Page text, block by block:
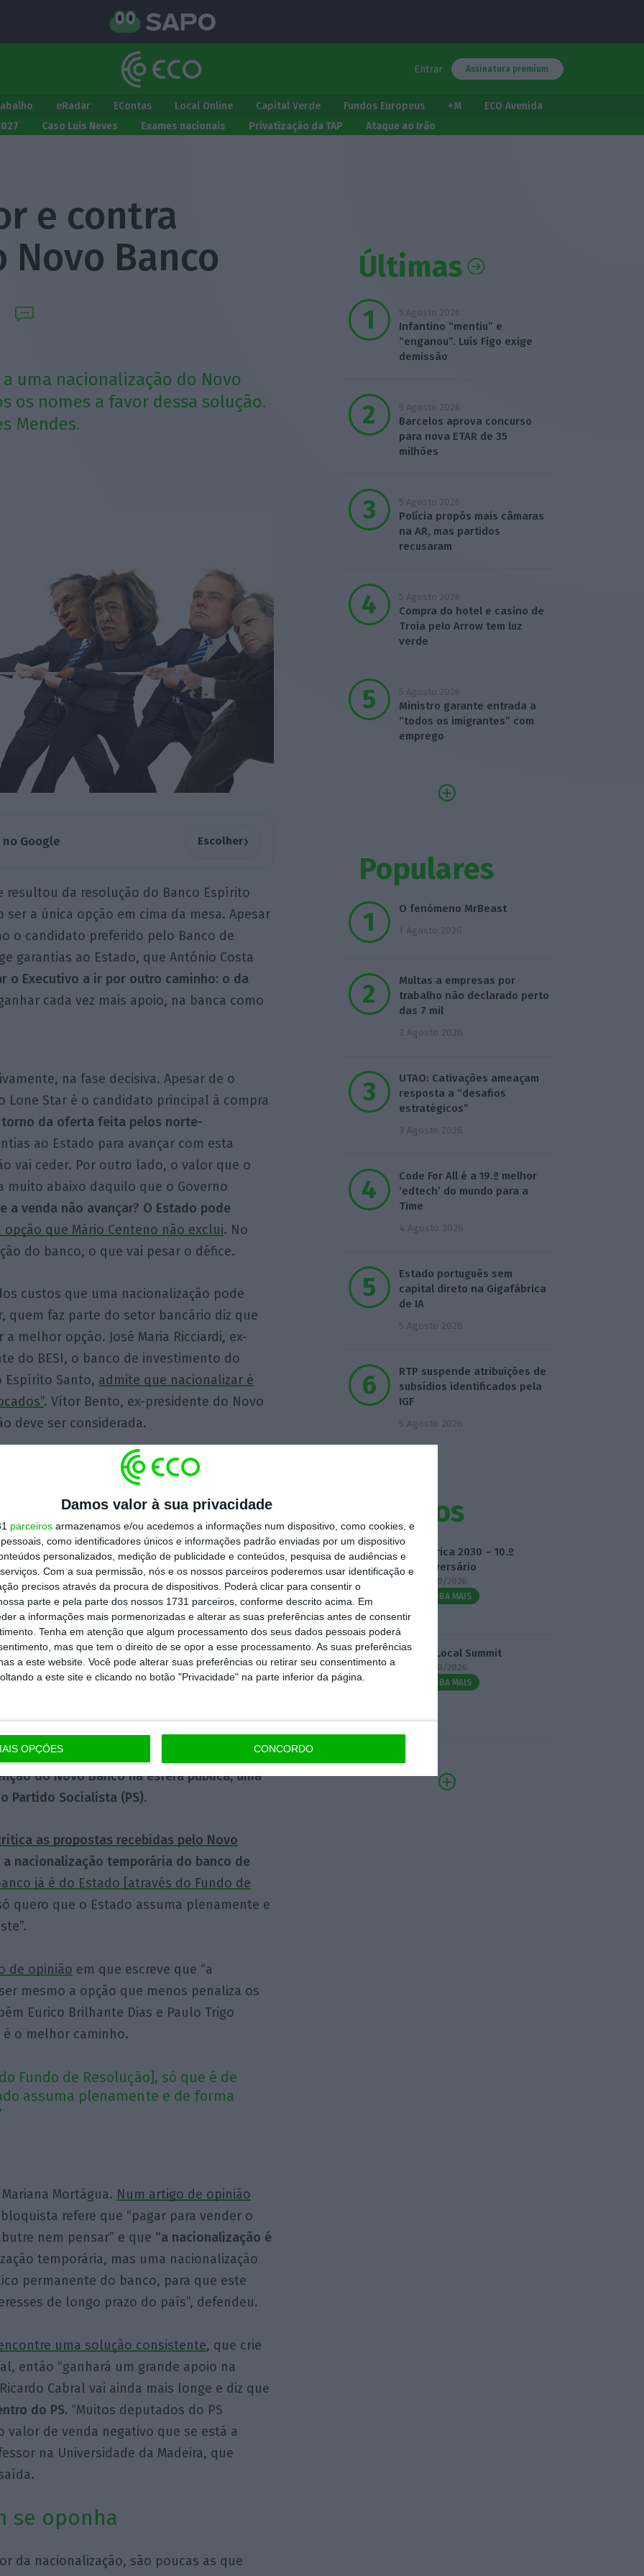
Damos valor à sua privacidade
parceiros armazenamos e/ou acedemos a informações num dispositivo, como cookies, e
como identificadores únicos e informações padrão enviadas por um dispositivo
personalizados, medição de publicidade e conteúdos, pesquisa de audiências e
Com a sua permissão, nós e os nossos parceiros poderemos usar identificação e
precisos através da procura de dispositivos. Poderá clicar para consentir o
parte e pela parte dos nossos 1731 parceiros, conforme descrito acima. Em
a informações mais pormenorizadas e alterar as suas preferências antes de consentir
Tenha em atenção que algum processamento dos seus dados pessoais poderá
mas que tem o direito de se opor a esse processamento. As suas preferências
a este website. Você pode alterar suas preferências ou retirar seu consentimento a
a este site e clicando no botão "Privacidade" na parte inferior da página.
OPÇÕES CONCORDO
Entrar Assinatura premium
eRadar EContas Local Online Capital Verde Fundos Europeus +M
ECO Avenida
Caso Luís Neves Exames nacionais Privatização da TAP Ataque ao Irão
e contra
Banco
uma nacionalização do Novo
os nomes a favor dessa solução.
Mendes.
Google Escolher›
resultou da resolução do Banco Espírito
a única opção em cima da mesa. Apesar
o candidato preferido pelo Banco de
garantias ao Estado, que António Costa
o Executivo a ir por outro caminho: o da
cada vez mais apoio, na banca como
na fase decisiva. Apesar de o
Lone Star é o candidato principal à compra
da oferta feita pelos norte-
ao Estado para avançar com esta
vai ceder. Por outro lado, o valor que o
muito abaixo daquilo que o Governo
a venda não avançar? O Estado pode
opção que Mário Centeno não exclui. No
do banco, o que vai pesar o défice.
custos que uma nacionalização pode
quem faz parte do setor bancário diz que
a melhor opção. José Maria Ricciardi, ex-
do BESI, o banco de investimento do
Espírito Santo, admite que nacionalizar é
. Vítor Bento, ex-presidente do Novo
deve ser considerada.
da esquerda à direita. No partido
vozes que já expressaram esta
alerta, num artigo de opinião, que não se
defendendo que “é melhor não
. Uma opinião também partilhada
do PSD diz que “ideologicamente não
entre uma má proposta e a nacionalização,
(PCP) vai propor para
agendamento um
do Novo Banco na esfera pública, uma
Partido Socialista (PS).
as propostas recebidas pelo Novo
nacionalização temporária do banco de
já é do Estado [através do Fundo de
quero que o Estado assuma plenamente e
de opinião em que escreve que “a
mesmo a opção que menos penaliza os
Eurico Brilhante Dias e Paulo Trigo
é o melhor caminho.
Fundo de Resolução], só que é de
assuma plenamente e de forma
Mortágua. Num artigo de opinião
refere que “pagar para vender o
nem pensar” e que “a nacionalização é
temporária, mas uma nacionalização
permanente do banco, para que este
de longo prazo do país”, defendeu.
uma solução consistente, que crie
então “ganhará um grande apoio na
Cabral vai ainda mais longe e diz que
do PS. “Muitos deputados do PS
valor de venda negativo que se está a
na Universidade da Madeira, que
se oponha
da nacionalização, são poucas as que
Últimas
5 Agosto 2026
Infantino “mentiu” e
“enganou”. Luís Figo exige
demissão
5 Agosto 2026
Barcelos aprova concurso
para nova ETAR de 35
milhões
5 Agosto 2026
Polícia propôs mais câmaras
na AR, mas partidos
recusaram
5 Agosto 2026
Compra do hotel e casino de
Troia pelo Arrow tem luz
verde
5 Agosto 2026
Ministro garante entrada a
“todos os imigrantes” com
emprego
Populares
O fenómeno MrBeast
1 Agosto 2026
Multas a empresas por
trabalho não declarado perto
das 7 mil
3 Agosto 2026
UTAO: Cativações ameaçam
resposta a “desafios
estratégicos”
3 Agosto 2026
Code For All é a 19.ª melhor
‘edtech’ do mundo para a
Time
4 Agosto 2026
Estado português sem
capital direto na Gigafábrica
de IA
5 Agosto 2026
RTP suspende atribuições de
subsídios identificados pela
IGF
5 Agosto 2026
Eventos
Fábrica 2030 – 10.º
Aniversário
14/10/2026
SAIBA MAIS
3.º Local Summit
07/10/2026
SAIBA MAIS